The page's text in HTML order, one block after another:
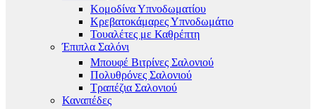
Κομοδίνα Υπνοδωματίου
Κρεβατοκάμαρες Υπνοδωμάτιο
Τουαλέτες με Καθρέπτη
Έπιπλα Σαλόνι
Μπουφέ Βιτρίνες Σαλονιού
Πολυθρόνες Σαλονιού
Τραπέζια Σαλονιού
Καναπέδες